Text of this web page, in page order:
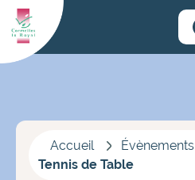
Accueil Évènements
Tennis de Table